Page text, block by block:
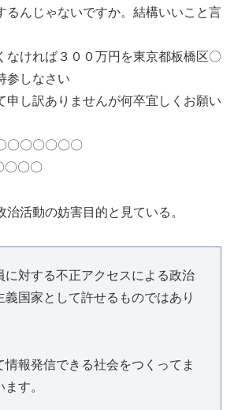
るんじゃないですか。結構いいこと言
なければ３００万円を東京都板橋区〇
参しなさい
申し訳ありませんが何卒宜しくお願い
〇〇〇〇〇〇
〇〇〇
活動の妨害目的と見ている。
に対する不正アクセスによる政治
義国家として許せるものではあり
情報発信できる社会をつくってま
す。